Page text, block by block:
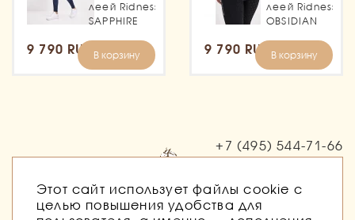
леей Ridness
SAPPHIRE
9 790 RUB В корзину
леей Ridness
OBSIDIAN
9 790 RUB В корзину
+7 (495) 544-71-66
Этот сайт использует файлы cookie с
целью повышения удобства для